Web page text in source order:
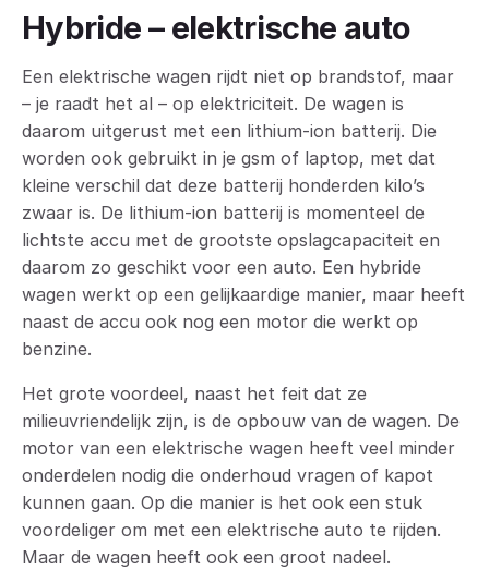
Hybride – elektrische auto
Een elektrische wagen rijdt niet op brandstof, maar
– je raadt het al – op elektriciteit. De wagen is
daarom uitgerust met een lithium-ion batterij. Die
worden ook gebruikt in je gsm of laptop, met dat
kleine verschil dat deze batterij honderden kilo’s
zwaar is. De lithium-ion batterij is momenteel de
lichtste accu met de grootste opslagcapaciteit en
daarom zo geschikt voor een auto. Een hybride
wagen werkt op een gelijkaardige manier, maar heeft
naast de accu ook nog een motor die werkt op
benzine.
Het grote voordeel, naast het feit dat ze
milieuvriendelijk zijn, is de opbouw van de wagen. De
motor van een elektrische wagen heeft veel minder
onderdelen nodig die onderhoud vragen of kapot
kunnen gaan. Op die manier is het ook een stuk
voordeliger om met een elektrische auto te rijden.
Maar de wagen heeft ook een groot nadeel.